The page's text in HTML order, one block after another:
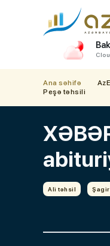
Ana səhifə
Peşə təhsili
Ali təhsil